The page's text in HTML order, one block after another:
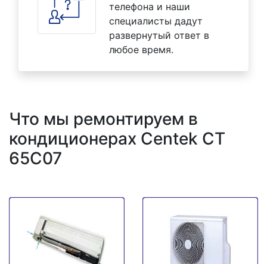
телефона и наши
специалисты дадут
развернутый ответ в
любое время.
Что мы ремонтируем в
кондиционерах Centek CT
65C07